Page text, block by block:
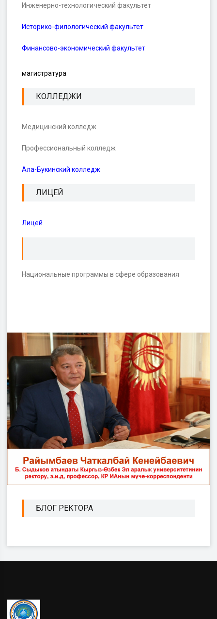
Инженерно-технологический факультет
Историко-филологический факультет
Финансово-экономический факультет
магистратура
КОЛЛЕДЖИ
Медицинский колледж
Профессиональный колледж
Ала-Букинский колледж
ЛИЦЕЙ
Лицей
Национальные программы в сфере образования
БЛОГ РЕКТОРА